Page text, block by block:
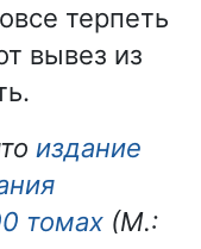
терпеть
вывез из
издание
томах (М.: